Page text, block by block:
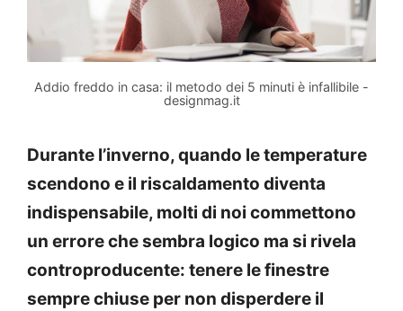
Addio freddo in casa: il metodo dei 5 minuti è infallibile -
designmag.it
Durante l’inverno, quando le temperature
scendono e il riscaldamento diventa
indispensabile, molti di noi commettono
un errore che sembra logico ma si rivela
controproducente: tenere le finestre
sempre chiuse per non disperdere il